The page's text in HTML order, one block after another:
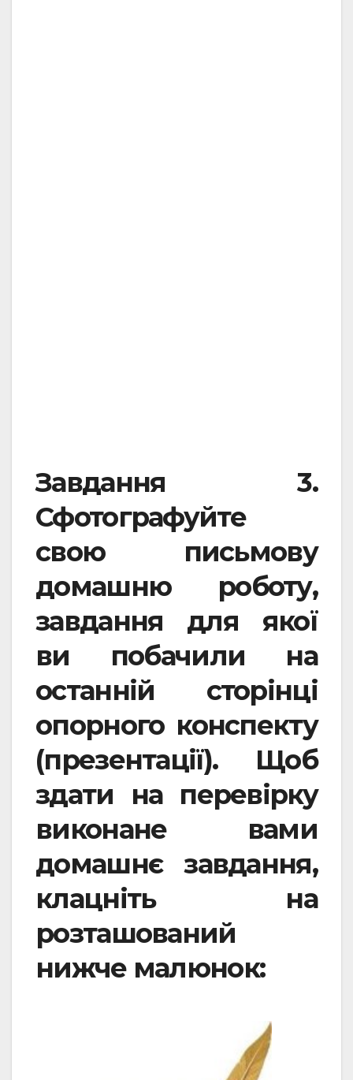
Завдання 3.
Сфотографуйте
свою письмову
домашню роботу,
завдання для якої
ви побачили на
останній сторінці
опорного конспекту
(презентації). Щоб
здати на перевірку
виконане вами
домашнє завдання,
клацніть на
розташований
нижче малюнок: